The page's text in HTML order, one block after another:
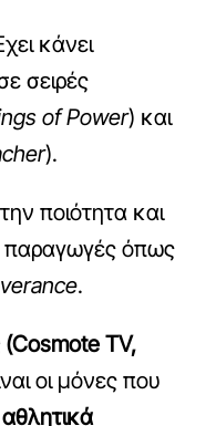
κάνει
σειρές
of Power) και
).
ποιότητα και
παραγωγές όπως
.
TV,
οι μόνες που